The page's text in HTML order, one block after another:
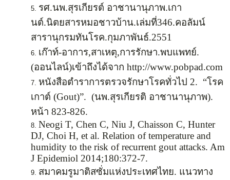
รศ.นพ.สุรเกียรต์ อาชานานุภาพ.เกา
นต์.นิตยสารหมอชาวบ้าน.เล่มที่346.คอลัมน์
สารานุกรมทันโรค.กุมภาพันธ์.2551
เก๊าท์-อาการ,สาเหตุ,การรักษา.พบแพทย์.
(ออนไลน์)เข้าถึงได้จาก http://www.pobpad.com
หนังสือตำราการตรวจรักษาโรคทั่วไป 2. “โรค
เกาต์ (Gout)”. (นพ.สุรเกียรติ อาชานานุภาพ).
หน้า 823-826.
Neogi T, Chen C, Niu J, Chaisson C, Hunter
DJ, Choi H, et al. Relation of temperature and
humidity to the risk of recurrent gout attacks. Am
J Epidemiol 2014;180:372-7.
สมาคมรูมาติสซั่มแห่งประเทศไทย. แนวทาง